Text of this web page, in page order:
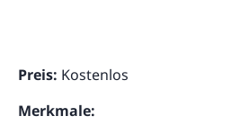
Preis: Kostenlos
Merkmale: